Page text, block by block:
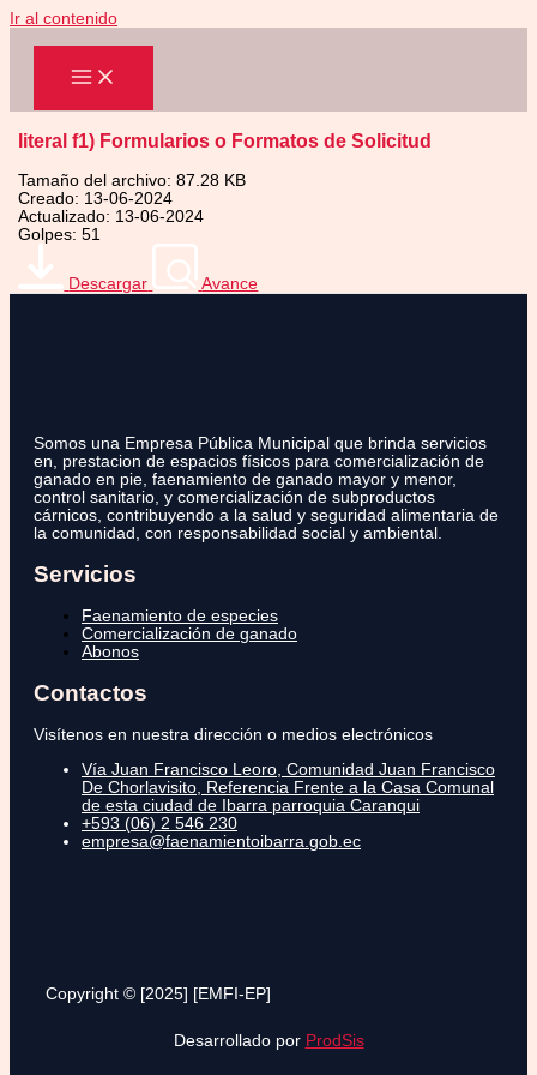
Ir al contenido
literal f1) Formularios o Formatos de Solicitud
Tamaño del archivo: 87.28 KB
Creado: 13-06-2024
Actualizado: 13-06-2024
Golpes: 51
Descargar Avance
Somos una Empresa Pública Municipal que brinda servicios
en, prestacion de espacios físicos para comercialización de
ganado en pie, faenamiento de ganado mayor y menor,
control sanitario, y comercialización de subproductos
cárnicos, contribuyendo a la salud y seguridad alimentaria de
la comunidad, con responsabilidad social y ambiental.
Servicios
Faenamiento de especies
Comercialización de ganado
Abonos
Contactos
Visítenos en nuestra dirección o medios electrónicos
Vía Juan Francisco Leoro, Comunidad Juan Francisco
De Chorlavisito, Referencia Frente a la Casa Comunal
de esta ciudad de Ibarra parroquia Caranqui
+593 (06) 2 546 230
empresa@faenamientoibarra.gob.ec
Copyright © [2025] [EMFI-EP]
Desarrollado por ProdSis